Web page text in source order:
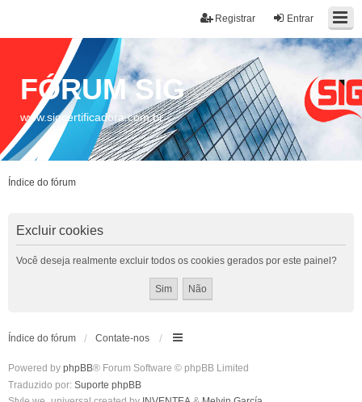
Entrar
Registrar
FÓRUM SIG
www.sigcertificadora.com.br
Índice do fórum
Excluir cookies
Você deseja realmente excluir todos os cookies gerados por este painel?
Índice do fórum Contate-nos
Powered by phpBB® Forum Software © phpBB Limited
Traduzido por: Suporte phpBB